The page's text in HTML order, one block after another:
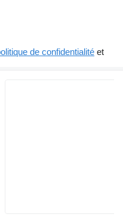
de confidentialité et